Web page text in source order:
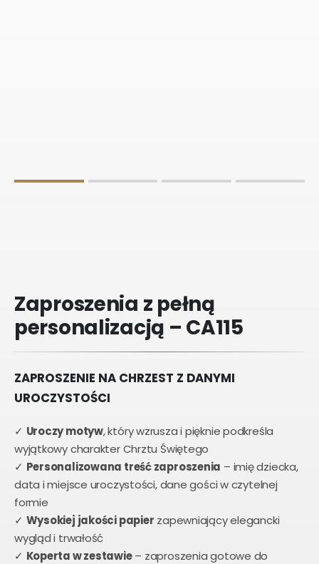
Zaproszenia z pełną
personalizacją – CA115
ZAPROSZENIE NA CHRZEST Z DANYMI
UROCZYSTOŚCI
✓ Uroczy motyw, który wzrusza i pięknie podkreśla
wyjątkowy charakter Chrztu Świętego
✓ Personalizowana treść zaproszenia – imię dziecka,
data i miejsce uroczystości, dane gości w czytelnej
formie
✓ Wysokiej jakości papier zapewniający elegancki
wygląd i trwałość
✓ Koperta w zestawie– zaproszenia gotowe do